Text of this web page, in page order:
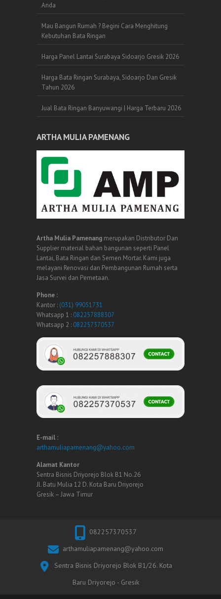
Anda
Mau Bangun Rumah ? Begini Cara Menghitung
Kebutuhan Bata Ringan
Harga Panel Lantai Surabaya Sidoarjo Gresik 2026
Harga Bata Ringan Surabaya, Sidoarjo Dan Gresik
Tahun 2026
Jual Bata Ringan Banyuwangi | Harga Terbaru 2026
ARTHA MULIA PAMENANG
Artha Mulia Pamenang merupakan Distributor Dan
Supplier material bahan bangunan seperti Panel
Lantai, Bata Ringan dan Semen Mortar. Kami juga
melayani Renovasi dan Pembangunan Rumah serta
Jasa Survei dan Pemetaan.
Phone :
Kantor : (031) 99051731
Whatsapp 1 : 082257888307
Whatsapp 2 : 082257370537
E-mail :
arthamuliapamenang@yahoo.com
Alamat Kantor
Sentra Bisnis Driyorejo Blok B1 No.26
Jl. Batu Mulia 12 D. Kota Baru Driyorejo
Gresik – Jawa Timur
082257370537
arthamuliapamenang@yahoo.com
Sentra Bisnis Driyorejo Blok B1/26. Kota
Baru Driyorejo - Gresik